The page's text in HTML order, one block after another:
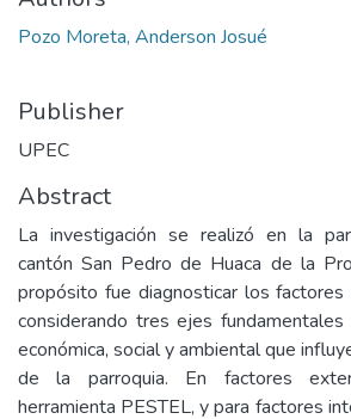
Pozo Moreta, Anderson Josué
Publisher
UPEC
Abstract
La investigación se realizó en la
cantón San Pedro de Huaca de la
propósito fue diagnosticar los
considerando tres ejes
económica, social y ambiental que
de la parroquia. En factores
herramienta PESTEL, y para factores